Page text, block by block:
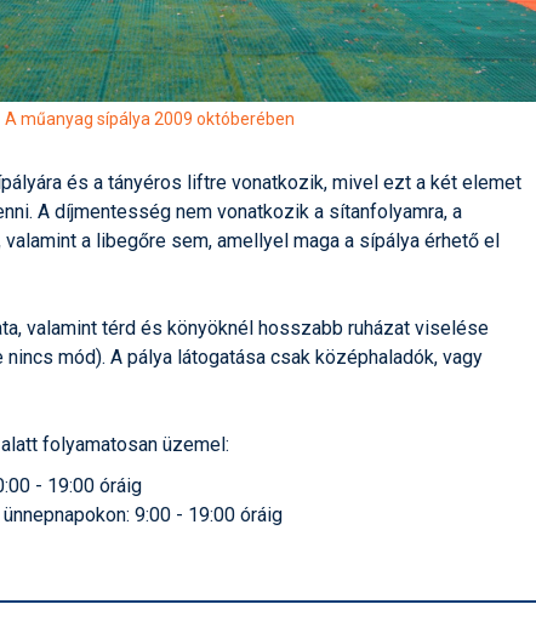
A műanyag sípálya 2009 októberében
és a tányéros liftre vonatkozik, mivel ezt a két elemet
A díjmentesség nem vonatkozik a sítanfolyamra, a
a libegőre sem, amellyel maga a sípálya érhető el
valamint térd és könyöknél hosszabb ruházat viselése
mód). A pálya látogatása csak középhaladók, vagy
folyamatosan üzemel:
- 19:00 óráig
9:00 - 19:00 óráig